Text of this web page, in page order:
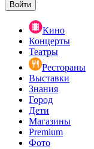
Войти
Кино
Концерты
Театры
Рестораны
Выставки
Знания
Город
Дети
Магазины
Premium
Фото